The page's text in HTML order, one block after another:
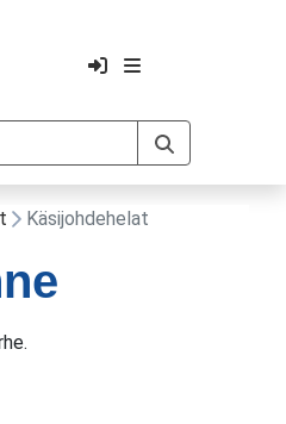
Käsijohdehelat